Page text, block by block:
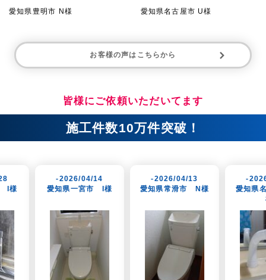
愛知県豊明市 N様
愛知県名古屋市 U様
お客様の声はこちらから
皆様にご依頼いただいてます
施工件数10万件突破！
04/14
一宮市 I様
-2026/04/13
愛知県常滑市 N様
-2026/04/10
愛知県名古屋市 T